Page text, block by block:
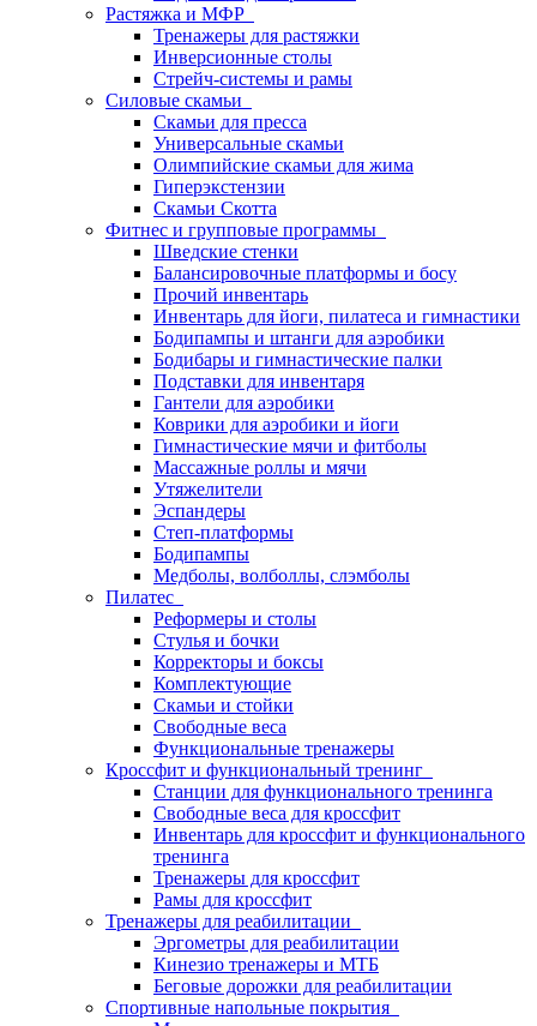
Растяжка и МФР
Тренажеры для растяжки
Инверсионные столы
Стрейч-системы и рамы
Силовые скамьи
Скамьи для пресса
Универсальные скамьи
Олимпийские скамьи для жима
Гиперэкстензии
Скамьи Скотта
Фитнес и групповые программы
Шведские стенки
Балансировочные платформы и босу
Прочий инвентарь
Инвентарь для йоги, пилатеса и гимнастики
Бодипампы и штанги для аэробики
Бодибары и гимнастические палки
Подставки для инвентаря
Гантели для аэробики
Коврики для аэробики и йоги
Гимнастические мячи и фитболы
Массажные роллы и мячи
Утяжелители
Эспандеры
Степ-платформы
Бодипампы
Медболы, волболлы, слэмболы
Пилатес
Реформеры и столы
Стулья и бочки
Корректоры и боксы
Комплектующие
Скамьи и стойки
Свободные веса
Функциональные тренажеры
Кроссфит и функциональный тренинг
Станции для функционального тренинга
Свободные веса для кроссфит
Инвентарь для кроссфит и функционального
тренинга
Тренажеры для кроссфит
Рамы для кроссфит
Тренажеры для реабилитации
Эргометры для реабилитации
Кинезио тренажеры и МТБ
Беговые дорожки для реабилитации
Спортивные напольные покрытия